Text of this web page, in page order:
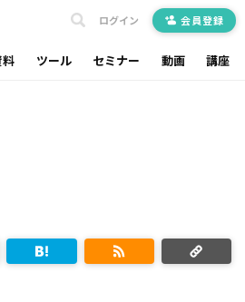
ツール セミナー 動画 講座
ログイン 会員登録